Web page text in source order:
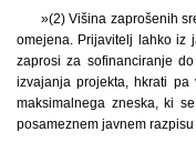
»(2) Višina zaprošenih
omejena. Prijavitelj lahko iz
zaprosi za sofinanciranje
izvajanja projekta, hkrati pa
maksimalnega zneska, ki
posameznem javnem